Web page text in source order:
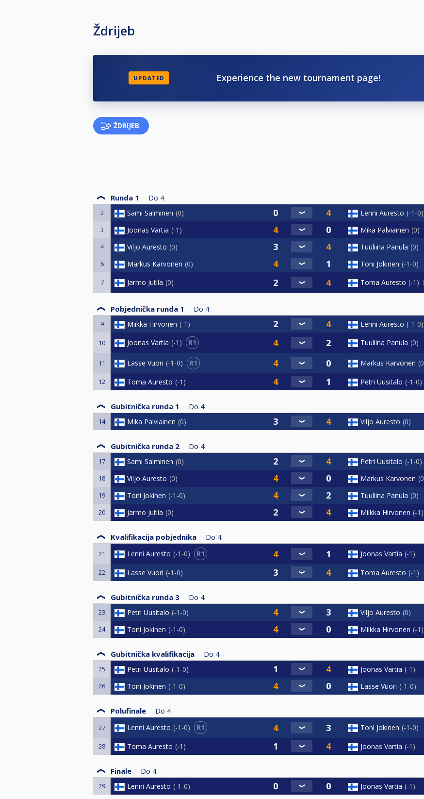
Ždrijeb
UPDATED Experience the new tournament page!
ŽDRIJEB
Runda 1 Do 4
2 Sami Salminen 0 Lenni Auresto -1-0
3 Joonas Vartia -1 Mika Palviainen 0
4 Viljo Auresto 0 Tuuliina Panula 0
6 Markus Karvonen 0 Toni Jokinen -1-0
7 Jarmo Jutila 0 Toma Auresto -1
Pobjednička runda 1 Do 4
9 Miikka Hirvonen -1 Lenni Auresto -1-0
10 Joonas Vartia -1 R1 Tuuliina Panula 0
11 Lasse Vuori -1-0 R1 Markus Karvonen 0
12 Toma Auresto -1 Petri Uusitalo -1-0
Gubitnička runda 1 Do 4
14 Mika Palviainen 0 Viljo Auresto 0
Gubitnička runda 2 Do 4
17 Sami Salminen 0 Petri Uusitalo -1-0
18 Viljo Auresto 0 Markus Karvonen 0
19 Toni Jokinen -1-0 Tuuliina Panula 0
20 Jarmo Jutila 0 Miikka Hirvonen -1
Kvalifikacija pobjednika Do 4
21 Lenni Auresto -1-0 R1 Joonas Vartia -1
22 Lasse Vuori -1-0 Toma Auresto -1
Gubitnička runda 3 Do 4
23 Petri Uusitalo -1-0 Viljo Auresto 0
24 Toni Jokinen -1-0 Miikka Hirvonen -1
Gubitnička kvalifikacija Do 4
25 Petri Uusitalo -1-0 Joonas Vartia -1
26 Toni Jokinen -1-0 Lasse Vuori -1-0
Polufinale Do 4
27 Lenni Auresto -1-0 R1 Toni Jokinen -1-0
28 Toma Auresto -1 Joonas Vartia -1
Finale Do 4
29 Lenni Auresto -1-0 Joonas Vartia -1